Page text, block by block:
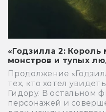
«Годзилла 2:
монстров и тупых
Продолжение
тех, кто хотел
Гидору. В остальном
персонажей и